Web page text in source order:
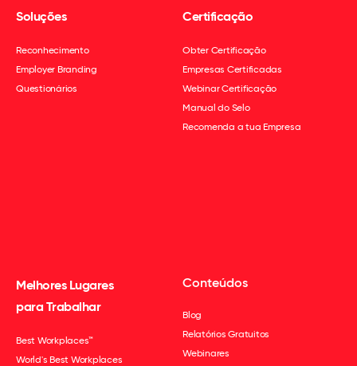
Soluções
Reconhecimento
Employer Branding
Questionários
Certificação
Obter Certificação
Empresas Certificadas
Webinar Certificação
Manual do Selo
Recomenda a tua Empresa
Melhores Lugares
para Trabalhar
Best Workplaces™
World's Best Workplaces
Conteúdos
Blog
Relatórios Gratuitos
Webinares